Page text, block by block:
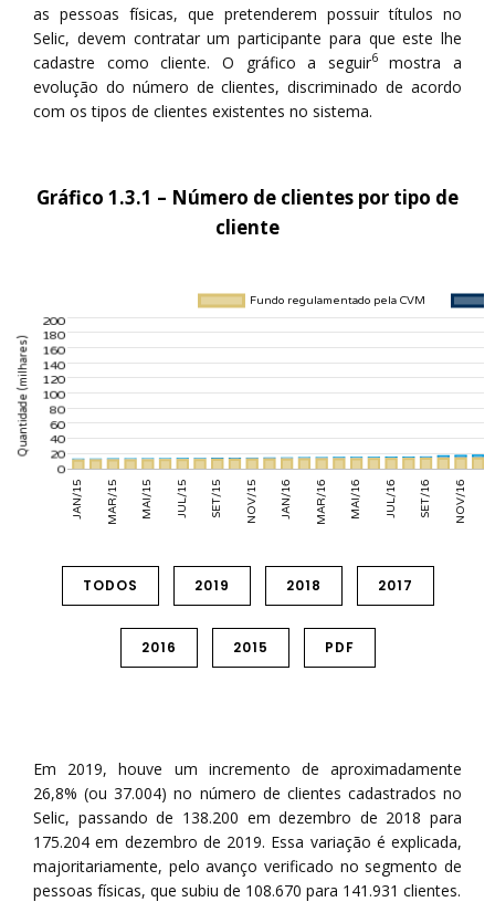
as pessoas físicas, que pretenderem possuir títulos no
Selic, devem contratar um participante para que este lhe
cadastre como cliente. O gráfico a seguir6mostra a
evolução do número de clientes, discriminado de acordo
com os tipos de clientes existentes no sistema.
Gráfico 1.3.1 – Número de clientes por tipo de
cliente
TODOS 2019 2018 2017
2016 2015 PDF
Em 2019, houve um incremento de aproximadamente
26,8% (ou 37.004) no número de clientes cadastrados no
Selic, passando de 138.200 em dezembro de 2018 para
175.204 em dezembro de 2019. Essa variação é explicada,
majoritariamente, pelo avanço verificado no segmento de
pessoas físicas, que subiu de 108.670 para 141.931 clientes.